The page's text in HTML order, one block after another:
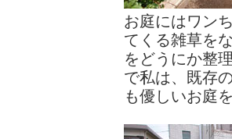
お庭にはワン
てくる雑草を
をどうにか整
で私は、既存
も優しいお庭